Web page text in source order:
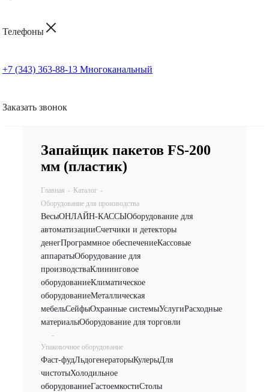
Телефоны
+7 (343) 363-88-13 Многоканальный
Заказать звонок
Запайщик пакетов FS-200
мм (пластик)
Главная - Каталог -
Оборудование для производства
ВесыОНЛАЙН-КАССЫОборудование для
автоматизацииСчетчики и детекторы
денегПрограммное обеспечениеКассовые
аппаратыОборудование для
производстваКлининговое
оборудованиеКлиматическое
оборудованиеМеталлическая
мебельСейфыОхранные системыУслугиРасходные
материалыОборудование для торговли
-
Упаковочное оборудование
Фаст-фудЛьдогенераторыКулерыДля
чистотыХолодильное
оборудованиеГастоемкостиСтолы